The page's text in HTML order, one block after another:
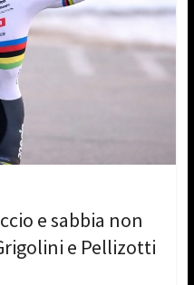
e sabbia non
e Pellizotti